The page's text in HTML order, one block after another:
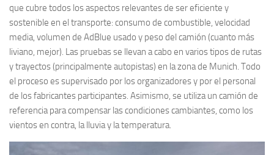
que cubre todos los aspectos relevantes de ser eficiente y
sostenible en el transporte: consumo de combustible, velocidad
media, volumen de AdBlue usado y peso del camión (cuanto más
liviano, mejor). Las pruebas se llevan a cabo en varios tipos de rutas
y trayectos (principalmente autopistas) en la zona de Munich. Todo
el proceso es supervisado por los organizadores y por el personal
de los fabricantes participantes. Asimismo, se utiliza un camión de
referencia para compensar las condiciones cambiantes, como los
vientos en contra, la lluvia y la temperatura.